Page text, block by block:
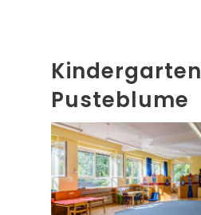
Kindergarten
Pusteblume